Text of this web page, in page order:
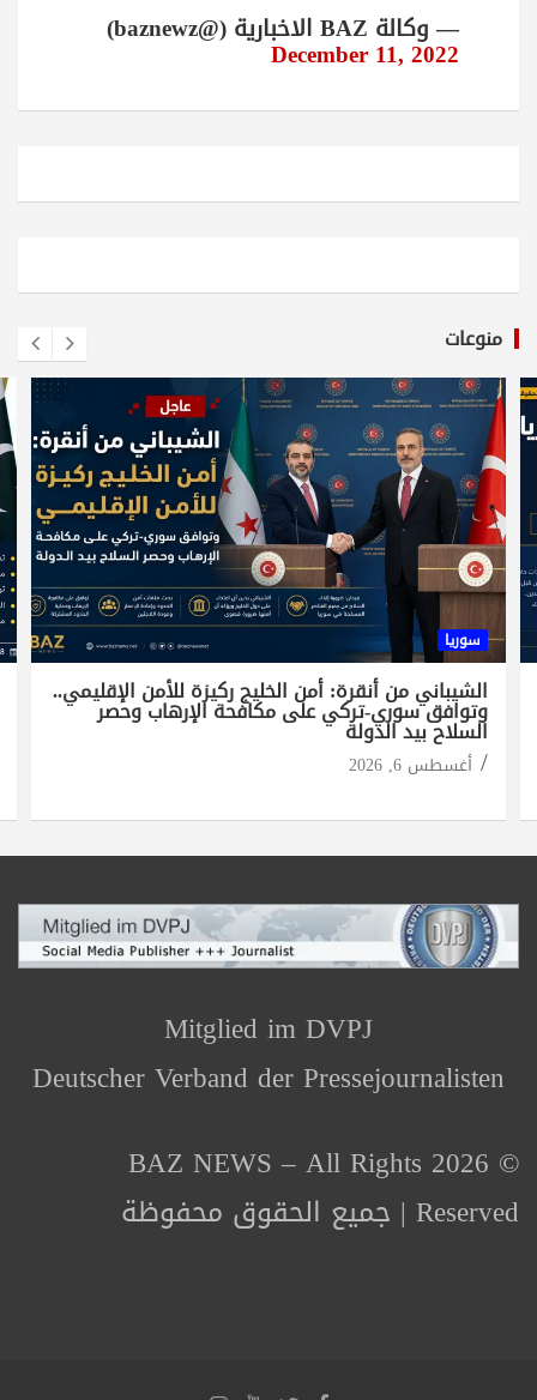
— وكالة BAZ الاخبارية (@baznewz)
December 11, 2022
منوعات
سوريا
الشيباني من أنقرة: أمن الخليج ركيزة للأمن الإقليمي..
وتوافق سوري-تركي على مكافحة الإرهاب وحصر
السلاح بيد الدولة
أغسطس 6, 2026
Mitglied im DVPJ
Deutscher Verband der Pressejournalisten
© 2026 BAZ NEWS – All Rights
Reserved | جميع الحقوق محفوظة